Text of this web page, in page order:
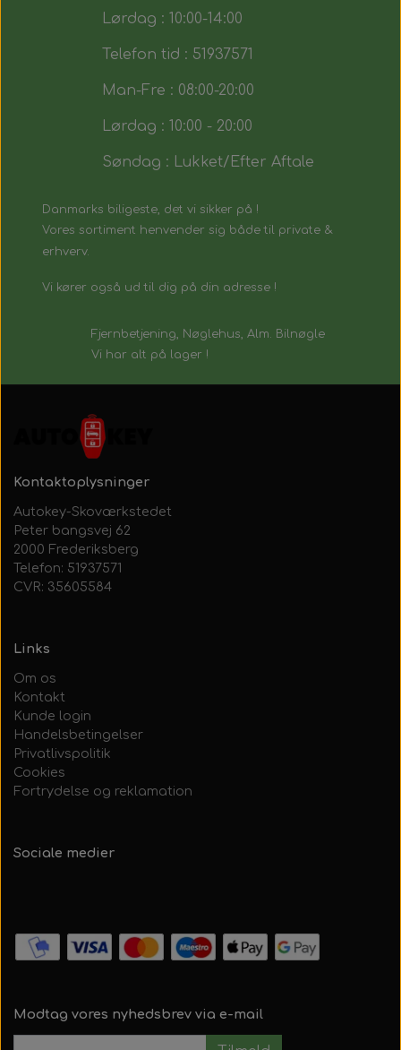
Lørdag : 10:00-14:00
Telefon tid : 51937571
Man-Fre : 08:00-20:00
Lørdag : 10:00 - 20:00
Søndag : Lukket/Efter Aftale
Danmarks biligeste, det vi sikker på !
Vores sortiment henvender sig både til private &
erhverv.
Vi kører også ud til dig på din adresse !
Fjernbetjening, Nøglehus, Alm. Bilnøgle
Vi har alt på lager !
Kontaktoplysninger
Autokey-Skoværkstedet
Peter bangsvej 62
2000 Frederiksberg
Telefon: 51937571
CVR: 35605584
Links
Om os
Kontakt
Kunde login
Handelsbetingelser
Privatlivspolitik
Cookies
Fortrydelse og reklamation
Sociale medier
Modtag vores nyhedsbrev via e-mail